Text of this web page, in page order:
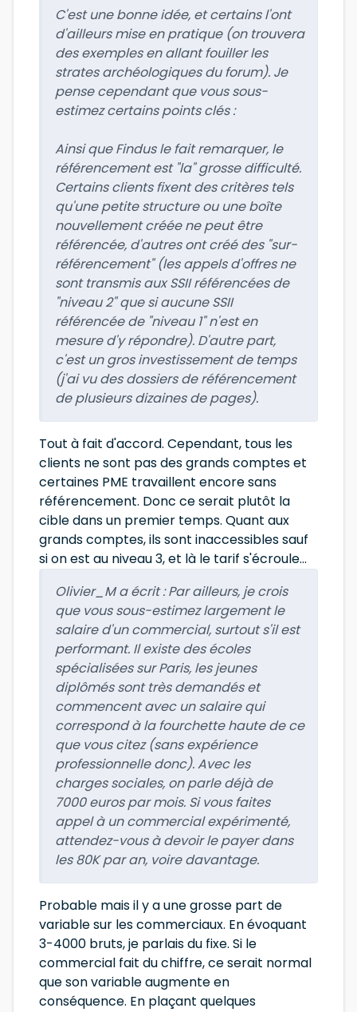
C'est une bonne idée, et certains l'ont
d'ailleurs mise en pratique (on trouvera
des exemples en allant fouiller les
strates archéologiques du forum). Je
pense cependant que vous sous-
estimez certains points clés :
Ainsi que Findus le fait remarquer, le
référencement est "la" grosse difficulté.
Certains clients fixent des critères tels
qu'une petite structure ou une boîte
nouvellement créée ne peut être
référencée, d'autres ont créé des "sur-
référencement" (les appels d'offres ne
sont transmis aux SSII référencées de
"niveau 2" que si aucune SSII
référencée de "niveau 1" n'est en
mesure d'y répondre). D'autre part,
c'est un gros investissement de temps
(j'ai vu des dossiers de référencement
de plusieurs dizaines de pages).
Tout à fait d'accord. Cependant, tous les
clients ne sont pas des grands comptes et
certaines PME travaillent encore sans
référencement. Donc ce serait plutôt la
cible dans un premier temps. Quant aux
grands comptes, ils sont inaccessibles sauf
si on est au niveau 3, et là le tarif s'écroule...
Olivier_M a écrit :Par ailleurs, je crois
que vous sous-estimez largement le
salaire d'un commercial, surtout s'il est
performant. Il existe des écoles
spécialisées sur Paris, les jeunes
diplômés sont très demandés et
commencent avec un salaire qui
correspond à la fourchette haute de ce
que vous citez (sans expérience
professionnelle donc). Avec les
charges sociales, on parle déjà de
7000 euros par mois. Si vous faites
appel à un commercial expérimenté,
attendez-vous à devoir le payer dans
les 80K par an, voire davantage.
Probable mais il y a une grosse part de
variable sur les commerciaux. En évoquant
3-4000 bruts, je parlais du fixe. Si le
commercial fait du chiffre, ce serait normal
que son variable augmente en
conséquence. En plaçant quelques